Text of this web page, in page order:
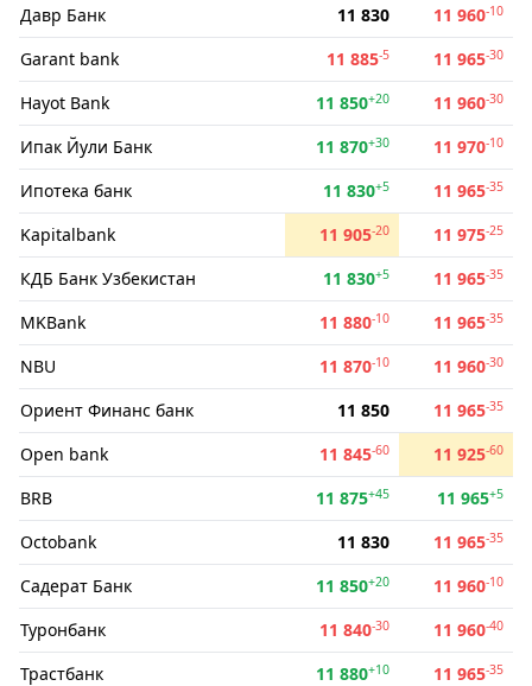
Давр Банк 11 830 11 960-10
Garant bank 11 885-5 11 965-30
Hayot Bank 11 850+20 11 960-30
Ипак Йули Банк 11 870+30 11 970-10
Ипотека банк 11 830+5 11 965-35
Kapitalbank 11 905-20 11 975-25
КДБ Банк Узбекистан 11 830+5 11 965-35
MKBank 11 880-10 11 965-35
NBU 11 870-10 11 960-30
Ориент Финанс банк 11 850 11 965-35
Open bank 11 845-60 11 925-60
BRB 11 875+45 11 965+5
Octobank 11 830 11 965-35
Садерат Банк 11 850+20 11 960-10
Туронбанк 11 840-30 11 960-40
Трастбанк 11 880+10 11 965-35